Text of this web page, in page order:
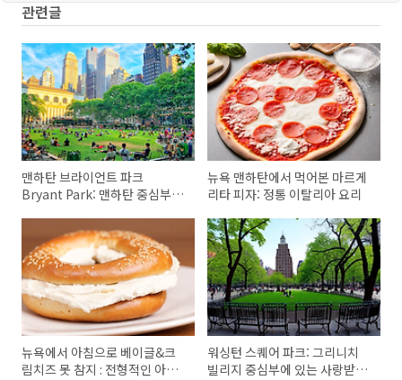
관련글
맨하탄 브라이언트 파크
Bryant Park: 맨하탄 중심부의
뉴욕 맨하탄에서 먹어본 마르게
리타 피자: 정통 이탈리아 요리
뉴욕에서 아침으로 베이글&크
림치즈 못 참지 : 전형적인 아침
워싱턴 스퀘어 파크: 그리니치
빌리지 중심부에 있는 사랑받는